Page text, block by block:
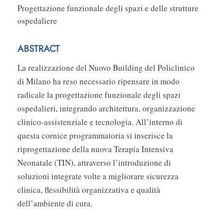
Progettazione funzionale degli spazi e delle strutture
ospedaliere
ABSTRACT
La realizzazione del Nuovo Building del Policlinico
di Milano ha reso necessario ripensare in modo
radicale la progettazione funzionale degli spazi
ospedalieri, integrando architettura, organizzazione
clinico-assistenziale e tecnologia. All’interno di
questa cornice programmatoria si inserisce la
riprogettazione della nuova Terapia Intensiva
Neonatale (TIN), attraverso l’introduzione di
soluzioni integrate volte a migliorare sicurezza
clinica, flessibilità organizzativa e qualità
dell’ambiente di cura.